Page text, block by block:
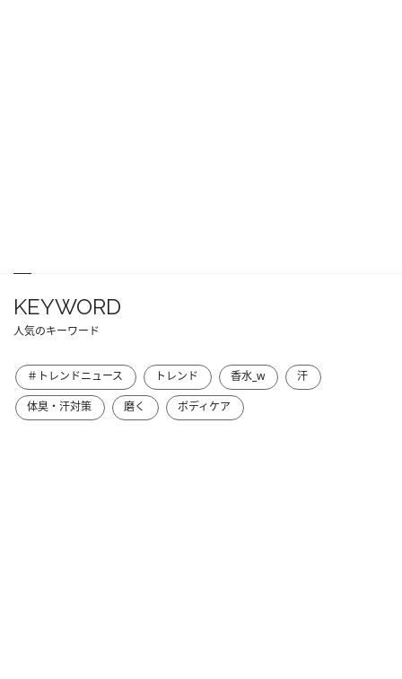
KEYWORD
人気のキーワード
＃トレンドニュース トレンド 香水_w
汗
体臭・汗対策
磨く ボディケア